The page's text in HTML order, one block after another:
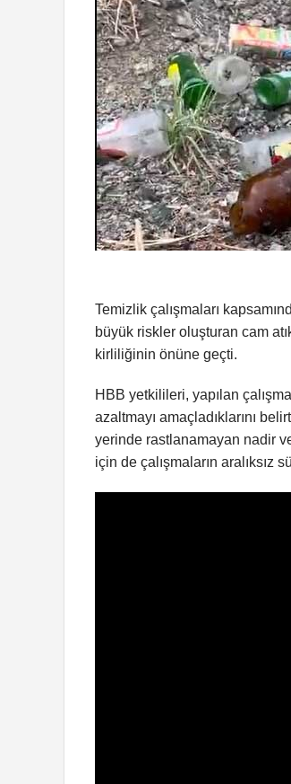
Temizlik çalışmaları
büyük riskler oluşturan cam
kirliliğinin önüne geçti.
HBB yetkilileri, yapılan
azaltmayı amaçladıklarını
yerinde rastlanamayan nadir
için de çalışmaların aralıksız